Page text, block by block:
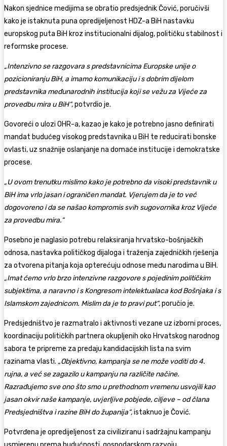
Nakon sjednice medijima se obratio predsjednik Čović, poručivši
kako je istaknuta puna opredijeljenost HDZ-a BiH nastavku
europskog puta BiH kroz institucionalni dijalog, političku stabilnost i
reformske procese.
„Intenzivno se razgovara s predstavnicima Europske unije o
pozicioniranju BiH, a imamo komunikaciju i s dobrim dijelom
predstavnika međunarodnih institucija koji se vežu za Vijeće za
provedbu mira u BiH“,potvrdio je.
Govoreći o ulozi OHR-a, kazao je kako je potrebno jasno definirati
mandat budućeg visokog predstavnika u BiH te reducirati bonske
ovlasti, uz snažnije oslanjanje na domaće institucije i demokratske
procese.
„U ovom trenutku mislimo kako je potrebno da visoki predstavnik u
BiH ima vrlo jasan i ograničen mandat. Vjerujem da je to već
dogovoreno i da se našao kompromis svih sugovornika kroz Vijeće
za provedbu mira.“
Posebno je naglasio potrebu relaksiranja hrvatsko-bošnjačkih
odnosa, nastavka političkog dijaloga i traženja zajedničkih rješenja
za otvorena pitanja koja opterećuju odnose među narodima u BiH.
„Imat ćemo vrlo brzo intenzivne razgovore s pojedinim političkim
subjektima, a naravno i s Kongresom intelektualaca kod Bošnjaka i s
Islamskom zajednicom. Mislim da je to pravi put“,poručio je.
Predsjedništvo je razmatralo i aktivnosti vezane uz izborni proces,
koordinaciju političkih partnera okupljenih oko Hrvatskog narodnog
sabora te pripreme za predaju kandidacijskih lista na svim
razinama vlasti. „Objektivno, kampanja se ne može voditi do 4.
rujna, a već se zagazilo u kampanju na različite načine.
Razrađujemo sve ono što smo u prethodnom vremenu usvojili kao
jasan okvir naše kampanje, uvjerljive pobjede, ciljeve – od člana
Predsjedništva i razine BiH do županija“,istaknuo je Čović.
Potvrđena je opredijeljenost za civiliziranu i sadržajnu kampanju